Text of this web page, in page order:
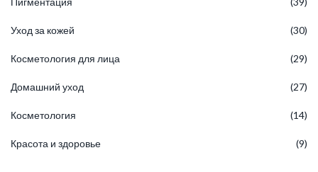
Уход за кожей (30)
Косметология для лица (29)
Домашний уход (27)
Косметология (14)
Красота и здоровье (9)